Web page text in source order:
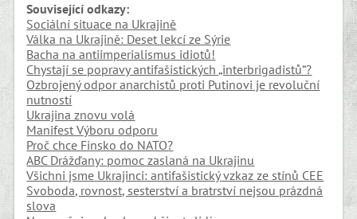
Související odkazy:
Sociální situace na Ukrajině
Válka na Ukrajině: Deset lekcí ze Sýrie
Bacha na antiimperialismus idiotů!
Chystají se popravy antifašistických „interbrigadistů“?
Ozbrojený odpor anarchistů proti Putinovi je revoluční
nutností
Ukrajina znovu volá
Manifest Výboru odporu
Proč chce Finsko do NATO?
ABC Drážďany: pomoc zaslaná na Ukrajinu
Všichni jsme Ukrajinci: antifašistický vzkaz ze stínů CEE
Svoboda, rovnost, sesterství a bratrství nejsou prázdná
slova